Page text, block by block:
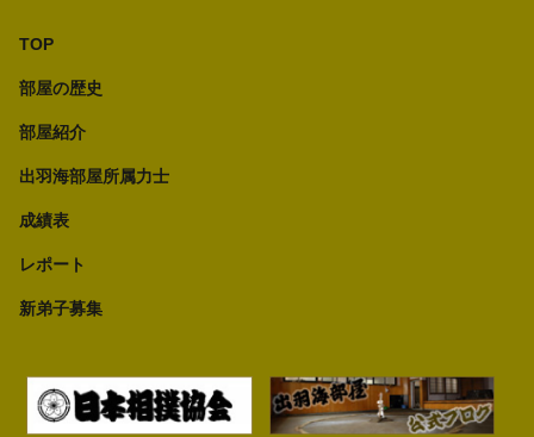
TOP
部屋の歴史
部屋紹介
出羽海部屋所属力士
成績表
レポート
新弟子募集